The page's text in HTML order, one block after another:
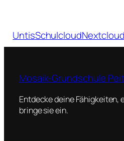
UntisSchulcloud
Mosaik-Grundschule
Entdecke deine Fähigkeiten,
bringe sie ein.